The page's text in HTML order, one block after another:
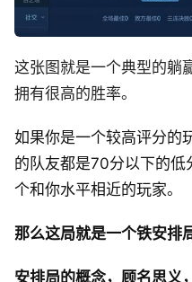
这张图就是一个典型的躺
拥有很高的胜率。
如果你是一个较高评分的
的队友都是70分以下的
个和你水平相近的玩家。
那么这局就是一个铁安排
安排局的概念，顾名思义